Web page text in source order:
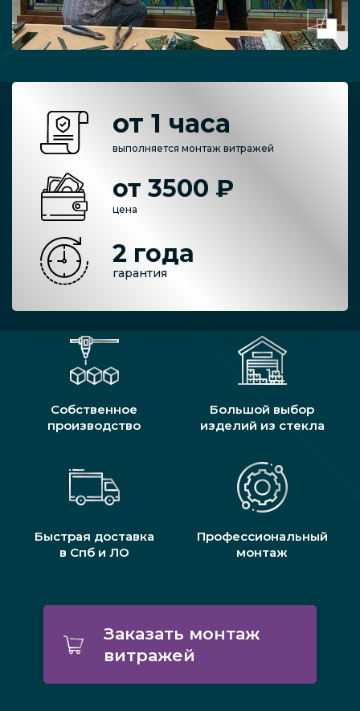
от 1 часа
выполняется монтаж витражей
от 3500 ₽
цена
2 года
гарантия
Собственное
производство
Большой выбор
изделий из стекла
Быстрая доставка
в Спб и ЛО
Профессиональный
монтаж
Заказать монтаж
витражей